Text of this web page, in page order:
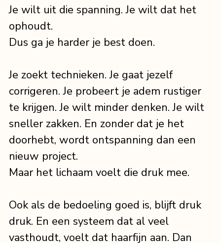
Je wilt uit die spanning. Je wilt dat het
ophoudt.
Dus ga je harder je best doen.
Je zoekt technieken. Je gaat jezelf
corrigeren. Je probeert je adem rustiger
te krijgen. Je wilt minder denken. Je wilt
sneller zakken. En zonder dat je het
doorhebt, wordt ontspanning dan een
nieuw project.
Maar het lichaam voelt die druk mee.
Ook als de bedoeling goed is, blijft druk
druk. En een systeem dat al veel
vasthoudt, voelt dat haarfijn aan. Dan